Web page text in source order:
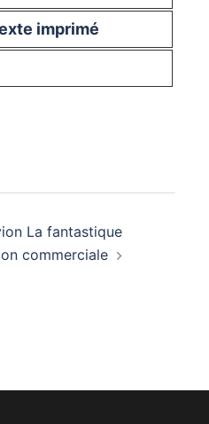
imprimé
La fantastique
commerciale